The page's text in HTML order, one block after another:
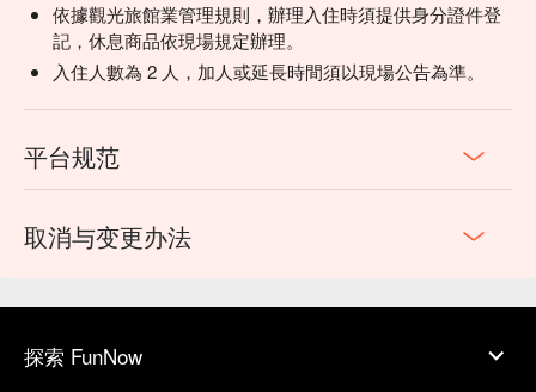
依據觀光旅館業管理規則，辦理入住時須提供身分證件登
記，休息商品依現場規定辦理。
入住人數為 2 人，加人或延長時間須以現場公告為準。
平台规范
取消与变更办法
探索 FunNow